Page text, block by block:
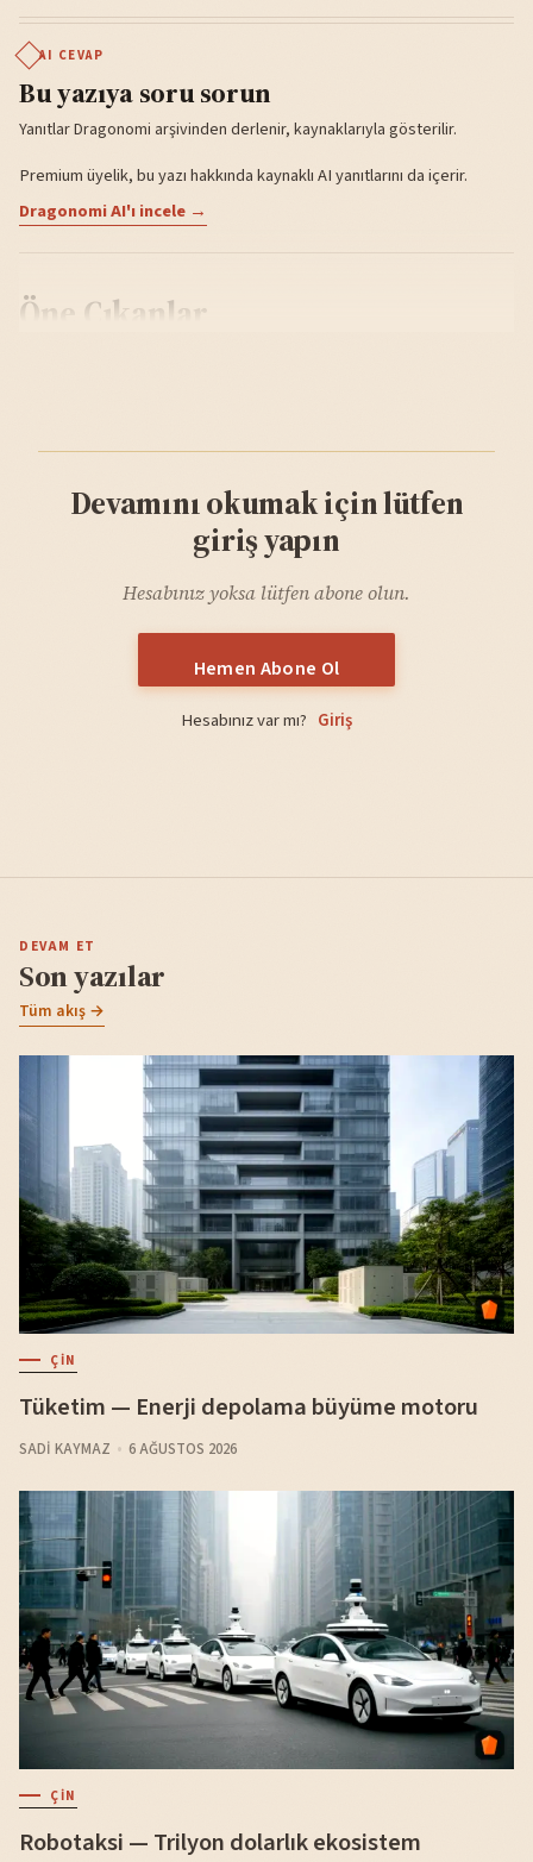
AI CEVAP
Bu yazıya soru sorun
Yanıtlar Dragonomi arşivinden derlenir, kaynaklarıyla gösterilir.
Premium üyelik, bu yazı hakkında kaynaklı AI yanıtlarını da içerir.
Dragonomi AI'ı incele →
Öne Çıkanlar
Devamını okumak için lütfen
giriş yapın
Hesabınız yoksa lütfen abone olun.
Hemen Abone Ol
Hesabınız var mı? Giriş
DEVAM ET
Son yazılar
Tüm akış →
ÇIN
Tüketim — Enerji depolama büyüme motoru
SADI KAYMAZ 6 AĞUSTOS 2026
ÇIN
Robotaksi — Trilyon dolarlık ekosistem